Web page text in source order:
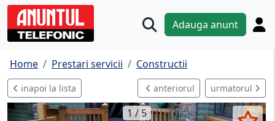
Adauga anunt
Home Prestari servicii Constructii
inapoi la lista anteriorul urmatorul
1 / 5